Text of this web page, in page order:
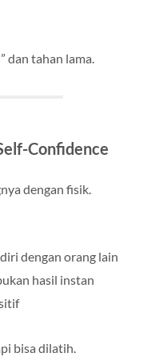
dan tahan lama.
Confidence
dengan fisik.
dengan orang lain
hasil instan
bisa dilatih.